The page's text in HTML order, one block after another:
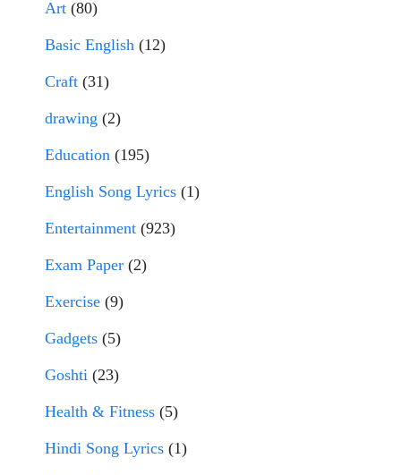
Art (80)
Basic English (12)
Craft (31)
drawing (2)
Education (195)
English Song Lyrics (1)
Entertainment (923)
Exam Paper (2)
Exercise (9)
Gadgets (5)
Goshti (23)
Health & Fitness (5)
Hindi Song Lyrics (1)